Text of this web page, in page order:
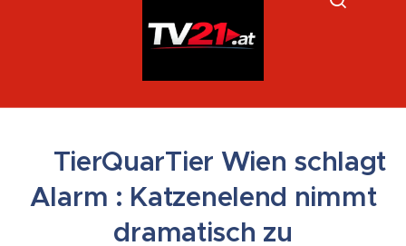
▶TierQuarTier Wien schlagt
Alarm : Katzenelend nimmt
dramatisch zu